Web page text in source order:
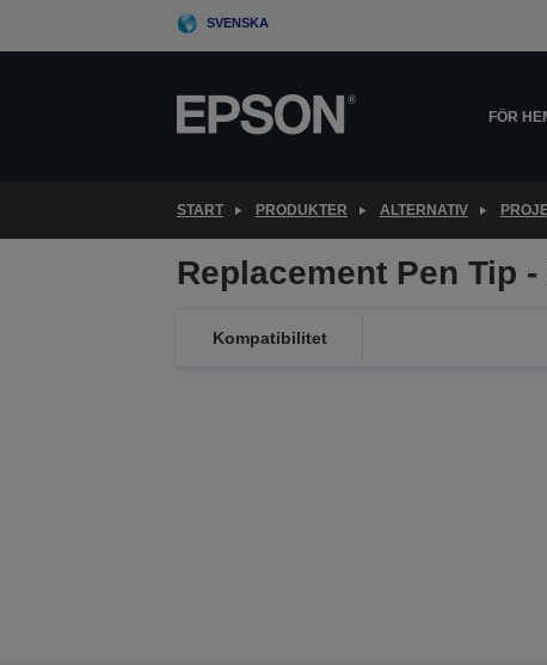
SVENSKA
FÖR
START PRODUKTER ALTERNATIV
Replacement Pen Tip
Kompatibilitet